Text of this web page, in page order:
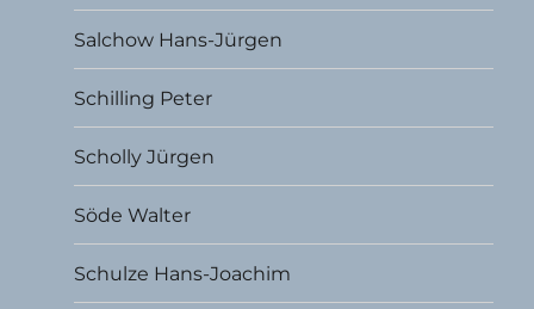
Salchow Hans-Jürgen
Schilling Peter
Scholly Jürgen
Söde Walter
Schulze Hans-Joachim